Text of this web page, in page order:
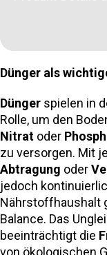
Dünger als
Dünger spielen in
Rolle, um den
Nitrat oder
zu versorgen. Mit
Abtragung oder
jedoch
Nährstoffhaushalt
Balance. Das
beeinträchtigt die
von ökologischen